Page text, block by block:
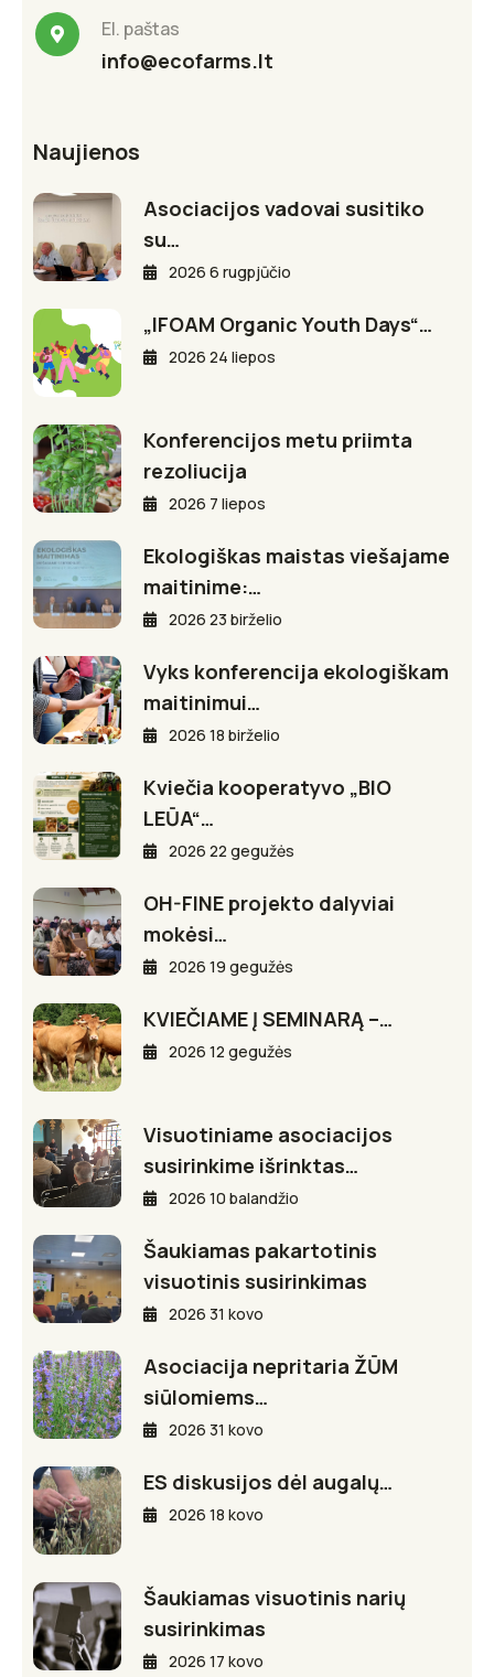
El. paštas
info@ecofarms.lt
Naujienos
Asociacijos vadovai susitiko
su…
2026 6 rugpjūčio
„IFOAM Organic Youth Days“…
2026 24 liepos
Konferencijos metu priimta
rezoliucija
2026 7 liepos
Ekologiškas maistas viešajame
maitinime:…
2026 23 birželio
Vyks konferencija ekologiškam
maitinimui…
2026 18 birželio
Kviečia kooperatyvo „BIO
LEŪA“…
2026 22 gegužės
OH-FINE projekto dalyviai
mokėsi…
2026 19 gegužės
KVIEČIAME Į SEMINARĄ –…
2026 12 gegužės
Visuotiniame asociacijos
susirinkime išrinktas…
2026 10 balandžio
Šaukiamas pakartotinis
visuotinis susirinkimas
2026 31 kovo
Asociacija nepritaria ŽŪM
siūlomiems…
2026 31 kovo
ES diskusijos dėl augalų…
2026 18 kovo
Šaukiamas visuotinis narių
susirinkimas
2026 17 kovo